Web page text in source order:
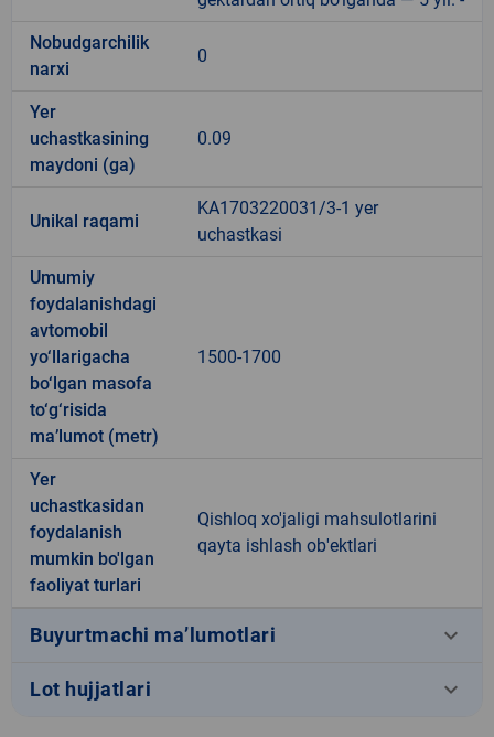
Nobudgarchilik
narxi
0
Yer
uchastkasining
maydoni (ga)
0.09
Unikal raqami
KA1703220031/3-1 yer
uchastkasi
Umumiy
foydalanishdagi
avtomobil
yo‘llarigacha
bo‘lgan masofa
to‘g‘risida
ma’lumot (metr)
1500-1700
Yer
uchastkasidan
foydalanish
mumkin bo'lgan
faoliyat turlari
Qishloq xo'jaligi mahsulotlarini
qayta ishlash ob'ektlari
Buyurtmachi ma’lumotlari keyboard_arrow_down
Lot hujjatlari keyboard_arrow_down